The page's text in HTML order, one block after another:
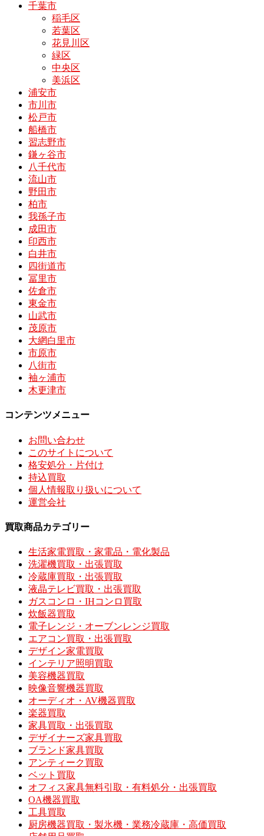
千葉市
稲毛区
若葉区
花見川区
緑区
中央区
美浜区
浦安市
市川市
松戸市
船橋市
習志野市
鎌ヶ谷市
八千代市
流山市
野田市
柏市
我孫子市
成田市
印西市
白井市
四街道市
冨里市
佐倉市
東金市
山武市
茂原市
大網白里市
市原市
八街市
袖ヶ浦市
木更津市
コンテンツメニュー
お問い合わせ
このサイトについて
格安処分・片付け
持込買取
個人情報取り扱いについて
運営会社
買取商品カテゴリー
生活家電買取・家電品・電化製品
洗濯機買取・出張買取
冷蔵庫買取・出張買取
液晶テレビ買取・出張買取
ガスコンロ・IHコンロ買取
炊飯器買取
電子レンジ・オーブンレンジ買取
エアコン買取・出張買取
デザイン家電買取
インテリア照明買取
美容機器買取
映像音響機器買取
オーディオ・AV機器買取
楽器買取
家具買取・出張買取
デザイナーズ家具買取
ブランド家具買取
アンティーク買取
ベット買取
オフィス家具無料引取・有料処分・出張買取
OA機器買取
工具買取
厨房機器買取・製氷機・業務冷蔵庫・高価買取